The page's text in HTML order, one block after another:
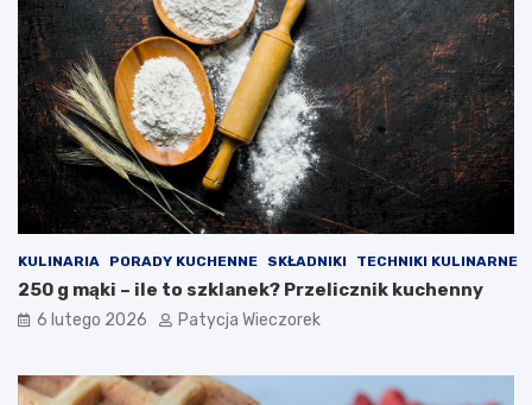
KULINARIA PORADY KUCHENNE SKŁADNIKI TECHNIKI KULINARNE
250 g mąki – ile to szklanek? Przelicznik kuchenny
6 lutego 2026 Patycja Wieczorek